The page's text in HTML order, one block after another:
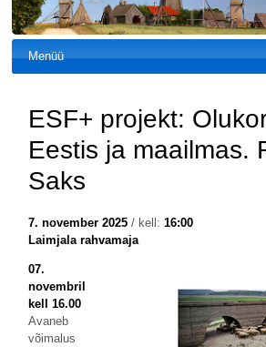
Menüü
ESF+ projekt:
Eestis ja maailmas.
Saks
7. november 2025/ kell: 16:00
Laimjala rahvamaja
07.
novembril
kell 16.00
Avaneb
võimalus